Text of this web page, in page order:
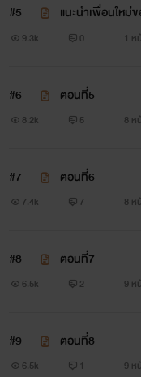
#5 แนะนำเพื่อนใหม่
9.3k 0 1 ห
#6 ตอนที่5
8.2k 5 8 ห
#7 ตอนที่6
7.4k 7 8 ห
#8 ตอนที่7
6.5k 2 9 ห
#9 ตอนที่8
6.5k 1 9 ห